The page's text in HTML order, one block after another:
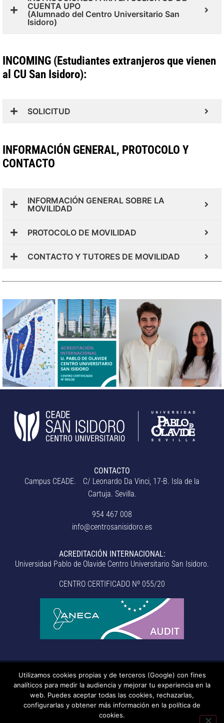
CUENTA UPO
(Alumnado del Centro Universitario San
Isidoro)
INCOMING (Estudiantes extranjeros que vienen
al CU San Isidoro):
SOLICITUD
INFORMACIÓN GENERAL, PROTOCOLO Y
CONTACTO
INFORMACIÓN GENERAL SOBRE LA
MOVILIDAD
PROTOCOLO DE MOVILIDAD
CONTACTO Y TUTORES DE MOVILIDAD
CONTACTO
Campus CEADE. C/ Leonardo Da Vinci, 17-B. Isla de la
Cartuja. Sevilla.
954 467 008
info@centrosanisidoro.es
ACREDITACIÓN INTERNACIONAL:
Universidad Pablo de Olavide Centro Universitario San Isidoro.
CENTRO CERTIFICADO Nº 055/20
© Centro Universitario San Isidoro (Sevilla), adscrito a la
Universidad Pablo de Olavide de Sevilla.– Aviso legal, política de
privacidad, uso de cookies, medidas de seguridad, código de
– Sistema interno de información – Última
Utilizamos cookies propias y de terceros (Google) con fines
analíticos para medir la audiencia y mejorar tu experiencia en la
web. Puedes aceptar todas las cookies, rechazarlas,
configurarlas y obtener más información en la política de
cookies.